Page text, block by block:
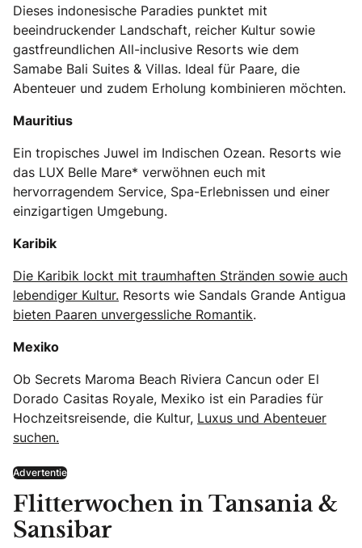
Dieses indonesische Paradies punktet mit
beeindruckender Landschaft, reicher Kultur sowie
gastfreundlichen All-inclusive Resorts wie dem
Samabe Bali Suites & Villas. Ideal für Paare, die
Abenteuer und zudem Erholung kombinieren möchten.
Mauritius
Ein tropisches Juwel im Indischen Ozean. Resorts wie
das LUX Belle Mare* verwöhnen euch mit
hervorragendem Service, Spa-Erlebnissen und einer
einzigartigen Umgebung.
Karibik
Die Karibik lockt mit traumhaften Stränden sowie auch
lebendiger Kultur. Resorts wie Sandals Grande Antigua
bieten Paaren unvergessliche Romantik.
Mexiko
Ob Secrets Maroma Beach Riviera Cancun oder El
Dorado Casitas Royale, Mexiko ist ein Paradies für
Hochzeitsreisende, die Kultur, Luxus und Abenteuer
suchen.
Advertentie
Flitterwochen in Tansania &
Sansibar